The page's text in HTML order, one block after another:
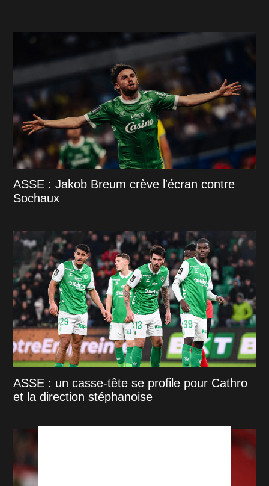
ASSE : Jakob Breum crève l'écran contre
Sochaux
ASSE : un casse-tête se profile pour Cathro
et la direction stéphanoise